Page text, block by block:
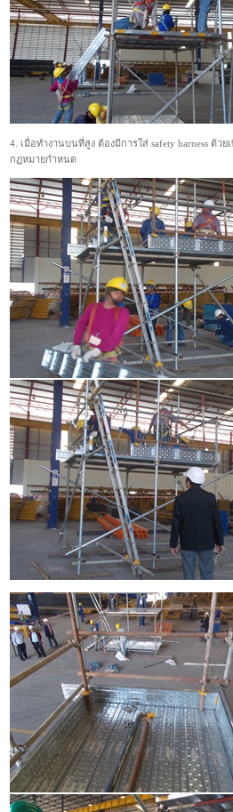
4. เมื่อทำงานบนที่สูง ต้องมีการใส่ safety harness ด้
กฏหมายกำหนด